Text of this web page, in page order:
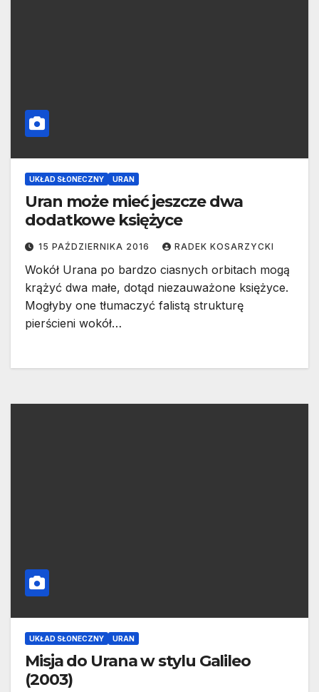
UKŁAD SŁONECZNY URAN
Uran może mieć jeszcze dwa
dodatkowe księżyce
15 PAŹDZIERNIKA 2016 RADEK KOSARZYCKI
Wokół Urana po bardzo ciasnych orbitach mogą
krążyć dwa małe, dotąd niezauważone księżyce.
Mogłyby one tłumaczyć falistą strukturę
pierścieni wokół…
UKŁAD SŁONECZNY URAN
Misja do Urana w stylu Galileo
(2003)